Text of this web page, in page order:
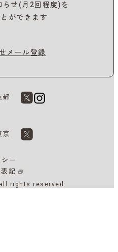
らせ(月2回程度)を
ができます
メール登録
都
京
ー
記
rights reserved.